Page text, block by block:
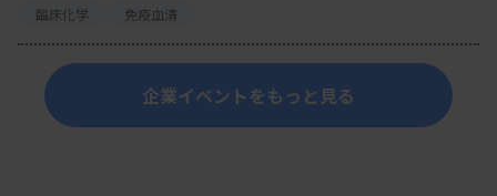
臨床化学
免疫血清
企業イベントをもっと見る